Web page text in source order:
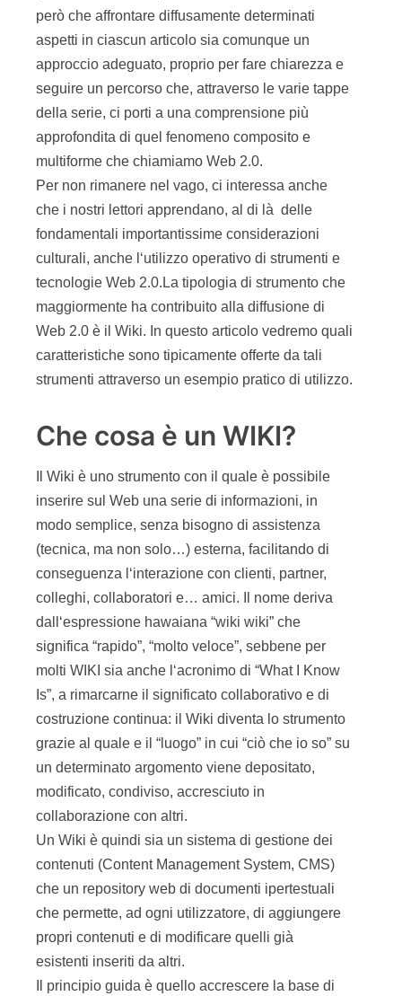
però che affrontare diffusamente determinati
aspetti in ciascun articolo sia comunque un
approccio adeguato, proprio per fare chiarezza e
seguire un percorso che, attraverso le varie tappe
della serie, ci porti a una comprensione più
approfondita di quel fenomeno composito e
multiforme che chiamiamo Web 2.0.
Per non rimanere nel vago, ci interessa anche
che i nostri lettori apprendano, al di là delle
fondamentali importantissime considerazioni
culturali, anche l‘utilizzo operativo di strumenti e
tecnologie Web 2.0.La tipologia di strumento che
maggiormente ha contribuito alla diffusione di
Web 2.0 è il Wiki. In questo articolo vedremo quali
caratteristiche sono tipicamente offerte da tali
strumenti attraverso un esempio pratico di utilizzo.
Che cosa è un WIKI?
Il Wiki è uno strumento con il quale è possibile
inserire sul Web una serie di informazioni, in
modo semplice, senza bisogno di assistenza
(tecnica, ma non solo…) esterna, facilitando di
conseguenza l‘interazione con clienti, partner,
colleghi, collaboratori e… amici. Il nome deriva
dall‘espressione hawaiana “wiki wiki” che
significa “rapido”, “molto veloce”, sebbene per
molti WIKI sia anche l‘acronimo di “What I Know
Is”, a rimarcarne il significato collaborativo e di
costruzione continua: il Wiki diventa lo strumento
grazie al quale e il “luogo” in cui “ciò che io so” su
un determinato argomento viene depositato,
modificato, condiviso, accresciuto in
collaborazione con altri.
Un Wiki è quindi sia un sistema di gestione dei
contenuti (Content Management System, CMS)
che un repository web di documenti ipertestuali
che permette, ad ogni utilizzatore, di aggiungere
propri contenuti e di modificare quelli già
esistenti inseriti da altri.
Il principio guida è quello accrescere la base di